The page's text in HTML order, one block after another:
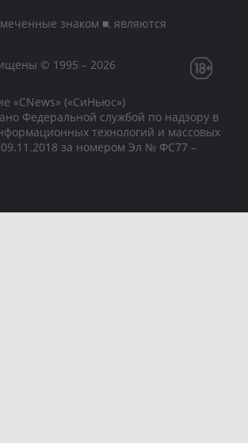
знаком ■, являются
© 1995 – 2026
«CNews» («СиНьюс»)
Федеральной службой по надзору в
технологий и массовых
за номером Эл № ФС77 –